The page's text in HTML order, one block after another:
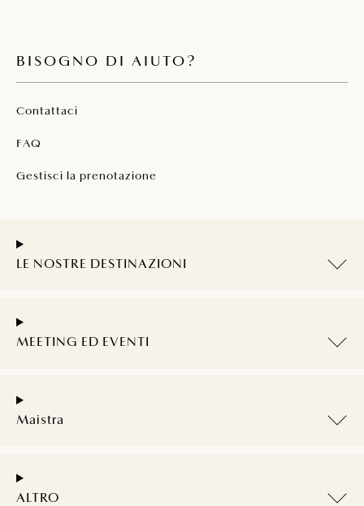
BISOGNO DI AIUTO?
Contattaci
FAQ
Gestisci la prenotazione
LE NOSTRE DESTINAZIONI
MEETING ED EVENTI
Maistra
ALTRO